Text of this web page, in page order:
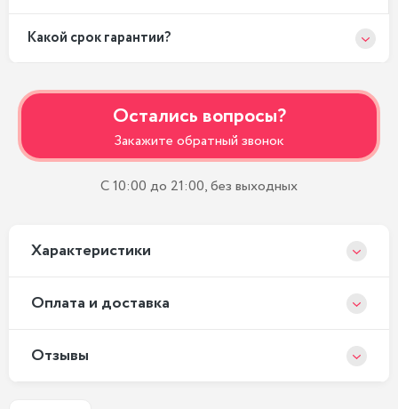
Какой срок гарантии?
Остались вопросы?
Закажите обратный звонок
С 10:00 до 21:00, без выходных
Xарактеристики
Оплата и доставка
Отзывы